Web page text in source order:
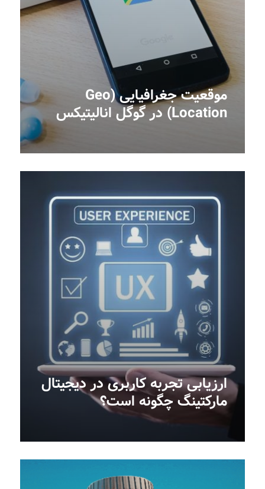
موقعیت جغرافیایی (Geo
Location) در گوگل انالیتیکس
ارزیابی تجربه کاربری در دیجیتال
مارکتینگ‎ چگونه است؟